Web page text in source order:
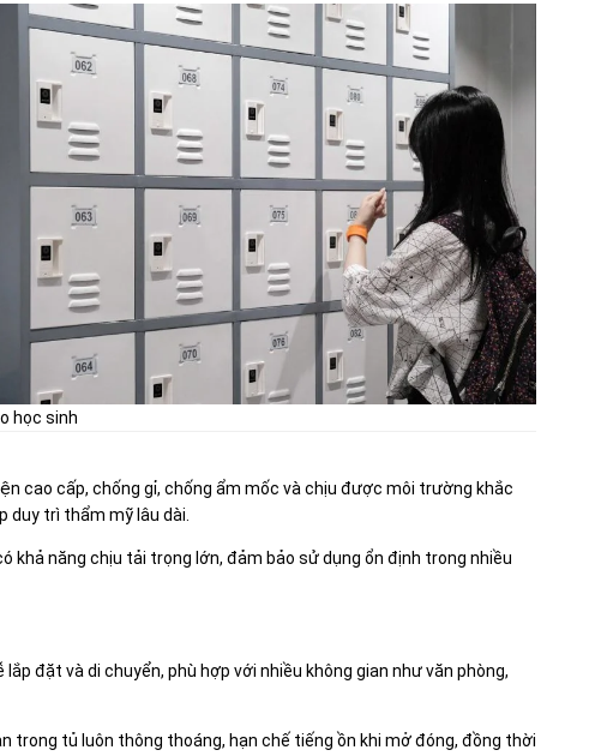
học sinh
cao cấp, chống gỉ, chống ẩm mốc và chịu được môi trường khắc
duy trì thẩm mỹ lâu dài.
khả năng chịu tải trọng lớn, đảm bảo sử dụng ổn định trong nhiều
đặt và di chuyển, phù hợp với nhiều không gian như văn phòng,
trong tủ luôn thông thoáng, hạn chế tiếng ồn khi mở đóng, đồng thời